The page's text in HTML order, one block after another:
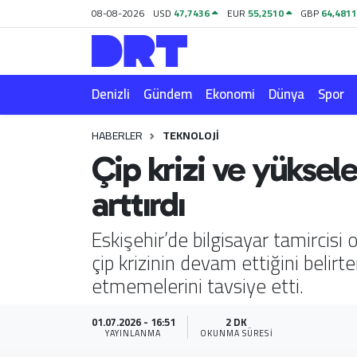
08-08-2026 USD 47,7436 EUR55,2510 GBP64,4811
Denizli Gündem Ekonomi Dünya Spor
HABERLER TEKNOLOJI
Çip krizi ve
arttırdı
Eskişehir’de bilgisayar tamircisi
çip krizinin devam ettiğini
etmemelerini tavsiye etti.
01.07.2026 - 16:51
YAYINLANMA
2 DK
OKUNMA SÜRESI
Gündem
Ekonomi
Magazin
Hava Durumu
Trafik Durumu
Puan Durumu ve Fikstür
Tüm Manşetler
Son Dakika Haberleri
Haber Arşivi